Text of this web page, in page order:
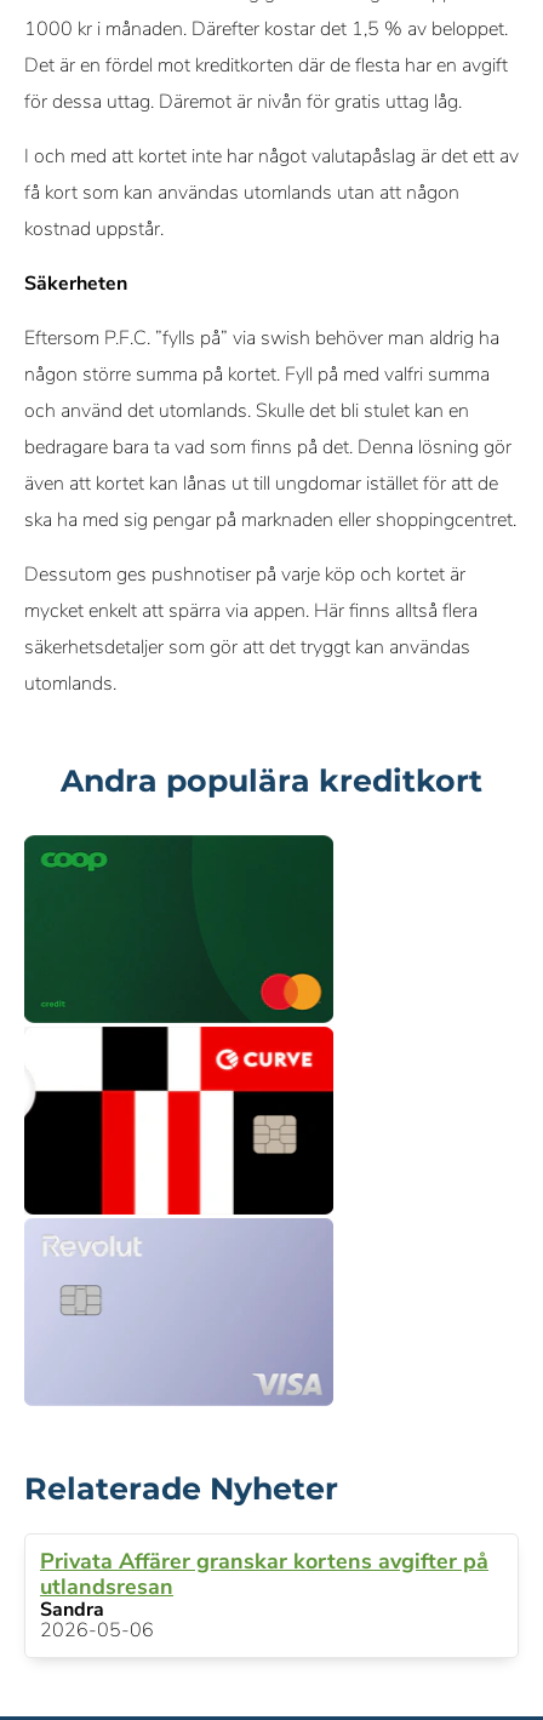
1000 kr i månaden. Därefter kostar det 1,5 % av beloppet.
Det är en fördel mot kreditkorten där de flesta har en avgift
för dessa uttag. Däremot är nivån för gratis uttag låg.
I och med att kortet inte har något valutapåslag är det ett av
få kort som kan användas utomlands utan att någon
kostnad uppstår.
Säkerheten
Eftersom P.F.C. ”fylls på” via swish behöver man aldrig ha
någon större summa på kortet. Fyll på med valfri summa
och använd det utomlands. Skulle det bli stulet kan en
bedragare bara ta vad som finns på det. Denna lösning gör
även att kortet kan lånas ut till ungdomar istället för att de
ska ha med sig pengar på marknaden eller shoppingcentret.
Dessutom ges pushnotiser på varje köp och kortet är
mycket enkelt att spärra via appen. Här finns alltså flera
säkerhetsdetaljer som gör att det tryggt kan användas
utomlands.
Andra populära kreditkort
Relaterade Nyheter
Privata Affärer granskar kortens avgifter på
utlandsresan
Sandra
2026-05-06